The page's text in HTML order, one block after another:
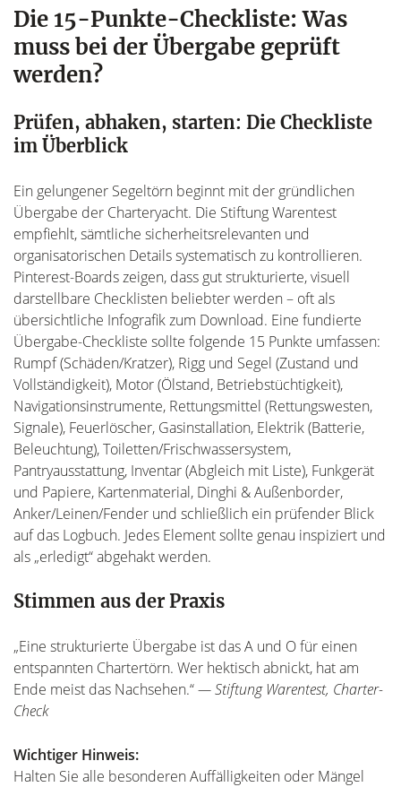
Die 15-Punkte-Checkliste: Was
muss bei der Übergabe geprüft
werden?
Prüfen, abhaken, starten: Die Checkliste
im Überblick
Ein gelungener Segeltörn beginnt mit der gründlichen
Übergabe der Charteryacht. Die Stiftung Warentest
empfiehlt, sämtliche sicherheitsrelevanten und
organisatorischen Details systematisch zu kontrollieren.
Pinterest-Boards zeigen, dass gut strukturierte, visuell
darstellbare Checklisten beliebter werden – oft als
übersichtliche Infografik zum Download. Eine fundierte
Übergabe-Checkliste sollte folgende 15 Punkte umfassen:
Rumpf (Schäden/Kratzer), Rigg und Segel (Zustand und
Vollständigkeit), Motor (Ölstand, Betriebstüchtigkeit),
Navigationsinstrumente, Rettungsmittel (Rettungswesten,
Signale), Feuerlöscher, Gasinstallation, Elektrik (Batterie,
Beleuchtung), Toiletten/Frischwassersystem,
Pantryausstattung, Inventar (Abgleich mit Liste), Funkgerät
und Papiere, Kartenmaterial, Dinghi & Außenborder,
Anker/Leinen/Fender und schließlich ein prüfender Blick
auf das Logbuch. Jedes Element sollte genau inspiziert und
als „erledigt“ abgehakt werden.
Stimmen aus der Praxis
„Eine strukturierte Übergabe ist das A und O für einen
entspannten Chartertörn. Wer hektisch abnickt, hat am
Ende meist das Nachsehen.“— Stiftung Warentest, Charter-
Check
Wichtiger Hinweis:
Halten Sie alle besonderen Auffälligkeiten oder Mängel